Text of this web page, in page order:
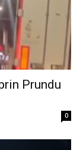
Prundu
0